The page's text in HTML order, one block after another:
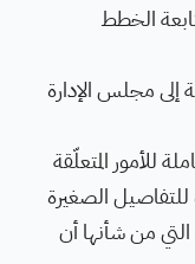
الخطط
إلى مجلس الإدارة
للأمور المتعلّقة
الصغيرة
من شأنها أن